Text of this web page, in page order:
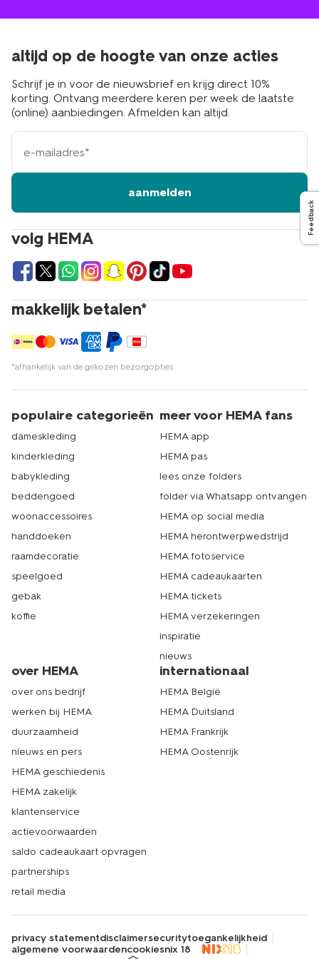
volg HEMA
makkelijk betalen*
*afhankelijk van de gekozen bezorgopties
altijd op de hoogte van onze acties
Schrijf je in voor de nieuwsbrief en krijg direct 10%
korting. Ontvang meerdere keren per week de laatste
(online) aanbiedingen. Afmelden kan altijd.
e-
mailadres
aanmelden
populaire categorieën
dameskleding
kinderkleding
babykleding
beddengoed
woonaccessoires
handdoeken
raamdecoratie
speelgoed
gebak
koffie
meer voor HEMA fans
HEMA app
HEMA pas
lees onze folders
folder via Whatsapp ontvangen
HEMA op social media
HEMA herontwerpwedstrijd
HEMA fotoservice
HEMA cadeaukaarten
HEMA tickets
HEMA verzekeringen
inspiratie
nieuws
over HEMA
over ons bedrijf
werken bij HEMA
duurzaamheid
nieuws en pers
HEMA geschiedenis
HEMA zakelijk
klantenservice
actievoorwaarden
saldo cadeaukaart opvragen
partnerships
retail media
internationaal
HEMA België
HEMA Duitsland
HEMA Frankrijk
HEMA Oostenrijk
privacy statementdisclaimersecuritytoegankelijkheid
algemene voorwaardencookiesnix 18
Feedback